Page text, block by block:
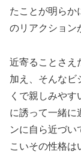
たことが明らか
のリアクション
近寄ることさえ
加え、そんなビ
くで親しみや
に誘って一緒に
ンに自ら近づい
こいその性格は